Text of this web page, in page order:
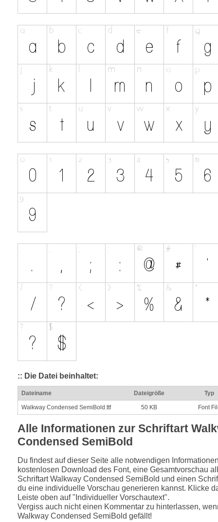
:: Die Datei beinhaltet:
Dateiname Dateigröße Typ
Walkway Condensed SemiBold.ttf 50 KB Font
Alle Informationen zur Schriftart
Condensed SemiBold
Du findest auf dieser Seite alle notwendigen
kostenlosen Download des Font, eine Gesamtvorschau
Schriftart Walkway Condensed SemiBold und einen
du eine individuelle Vorschau generieren kannst. Klicke
Leiste oben auf "Individueller Vorschautext".
Vergiss auch nicht einen Kommentar zu hinterlassen,
Walkway Condensed SemiBold gefällt!